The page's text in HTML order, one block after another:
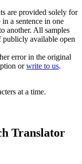
are provided solely for
a sentence in one
another. All samples
publicly available open
error in the original
orwrite to us.
at a time.
Translator